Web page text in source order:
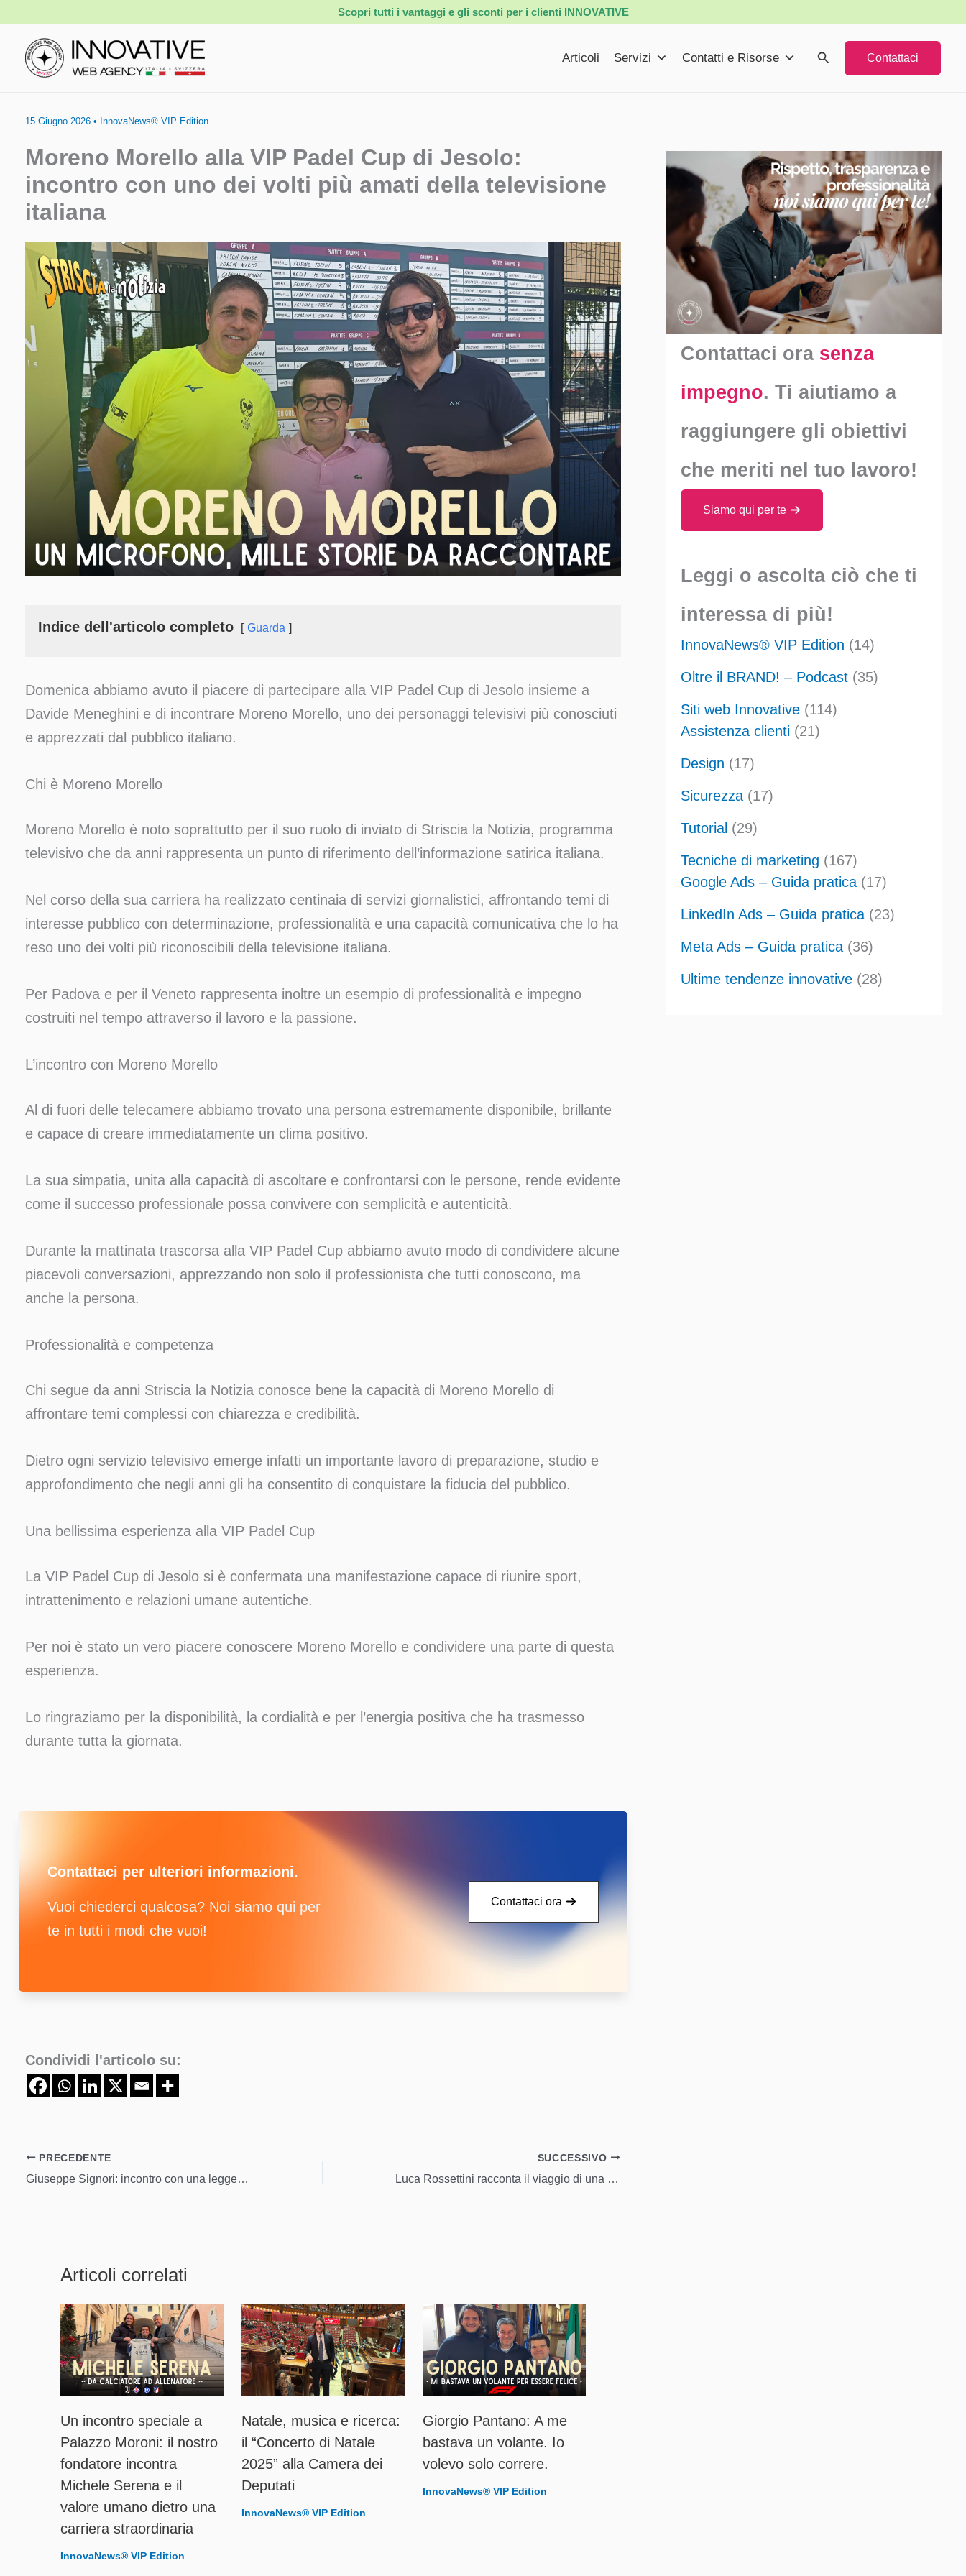
contenuto
Scopri tutti i vantaggi e gli sconti per i clienti INNOVATIVE
Articoli Servizi Contatti e Risorse Cerca Contattaci
15 Giugno 2026 • InnovaNews® VIP Edition
Moreno Morello alla VIP Padel Cup di Jesolo:
incontro con uno dei volti più amati della televisione
italiana
Indice dell'articolo completo Guarda
Domenica abbiamo avuto il piacere di partecipare alla VIP Padel Cup di Jesolo insieme a
Davide Meneghini e di incontrare Moreno Morello, uno dei personaggi televisivi più conosciuti
e apprezzati dal pubblico italiano.
Chi è Moreno Morello
Moreno Morello è noto soprattutto per il suo ruolo di inviato di Striscia la Notizia, programma
televisivo che da anni rappresenta un punto di riferimento dell’informazione satirica italiana.
Nel corso della sua carriera ha realizzato centinaia di servizi giornalistici, affrontando temi di
interesse pubblico con determinazione, professionalità e una capacità comunicativa che lo ha
reso uno dei volti più riconoscibili della televisione italiana.
Per Padova e per il Veneto rappresenta inoltre un esempio di professionalità e impegno
costruiti nel tempo attraverso il lavoro e la passione.
L’incontro con Moreno Morello
Al di fuori delle telecamere abbiamo trovato una persona estremamente disponibile, brillante
e capace di creare immediatamente un clima positivo.
La sua simpatia, unita alla capacità di ascoltare e confrontarsi con le persone, rende evidente
come il successo professionale possa convivere con semplicità e autenticità.
Durante la mattinata trascorsa alla VIP Padel Cup abbiamo avuto modo di condividere alcune
piacevoli conversazioni, apprezzando non solo il professionista che tutti conoscono, ma
anche la persona.
Professionalità e competenza
Chi segue da anni Striscia la Notizia conosce bene la capacità di Moreno Morello di
affrontare temi complessi con chiarezza e credibilità.
Dietro ogni servizio televisivo emerge infatti un importante lavoro di preparazione, studio e
approfondimento che negli anni gli ha consentito di conquistare la fiducia del pubblico.
Una bellissima esperienza alla VIP Padel Cup
La VIP Padel Cup di Jesolo si è confermata una manifestazione capace di riunire sport,
intrattenimento e relazioni umane autentiche.
Per noi è stato un vero piacere conoscere Moreno Morello e condividere una parte di questa
esperienza.
Lo ringraziamo per la disponibilità, la cordialità e per l’energia positiva che ha trasmesso
durante tutta la giornata.
Contattaci per ulteriori informazioni.
Vuoi chiederci qualcosa? Noi siamo qui per
te in tutti i modi che vuoi!
Contattaci ora
Condividi l'articolo su:
PRECEDENTE
Giuseppe Signori: incontro con una leggenda del calcio italiano alla VIP Padel Cup di Jesolo
SUCCESSIVO
Luca Rossettini racconta il viaggio di una vita nel calcio
Articoli correlati
Un incontro speciale a
Palazzo Moroni: il nostro
fondatore incontra
Michele Serena e il
valore umano dietro una
carriera straordinaria
InnovaNews® VIP Edition
Natale, musica e ricerca:
il “Concerto di Natale
2025” alla Camera dei
Deputati
InnovaNews® VIP Edition
Giorgio Pantano: A me
bastava un volante. Io
volevo solo correre.
InnovaNews® VIP Edition
Contattaci ora senza
impegno. Ti aiutiamo a
raggiungere gli obiettivi
che meriti nel tuo lavoro!
Siamo qui per te
Leggi o ascolta ciò che ti
interessa di più!
InnovaNews® VIP Edition (14)
Oltre il BRAND! – Podcast(35)
Siti web Innovative(114)
Assistenza clienti(21)
Design (17)
Sicurezza(17)
Tutorial(29)
Tecniche di marketing (167)
Google Ads – Guida pratica(17)
LinkedIn Ads – Guida pratica(23)
Meta Ads – Guida pratica(36)
Ultime tendenze innovative(28)